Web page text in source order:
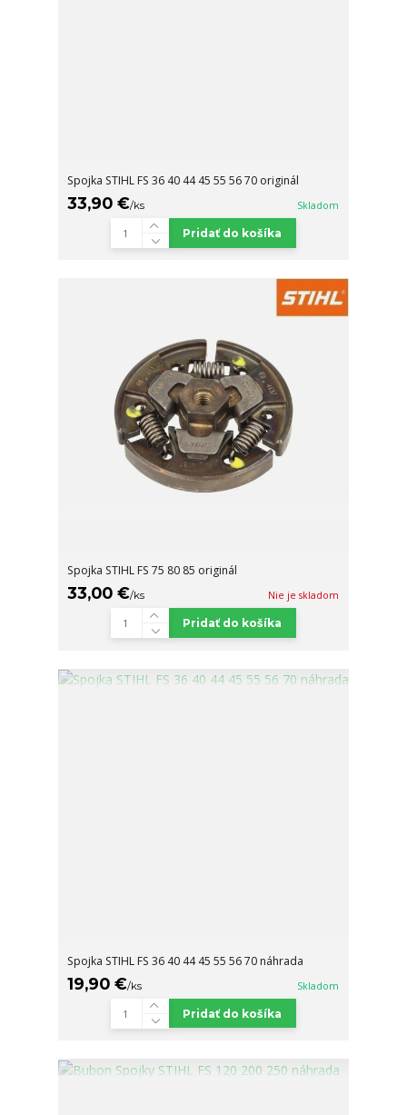
Spojka STIHL FS 36 40 44 45 55 56 70 originál
33,90 €/ks Skladom
Pridať do košíka
Spojka STIHL FS 75 80 85 originál
33,00 €/ks Nie je skladom
Pridať do košíka
Spojka STIHL FS 36 40 44 45 55 56 70 náhrada
19,90 €/ks Skladom
Pridať do košíka